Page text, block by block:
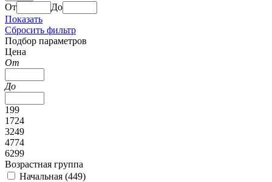
От
До
Показать
Сбросить фильтр
Подбор параметров
Цена
От
До
199
1724
3249
4774
6299
Возрастная группа
Начальная (449)